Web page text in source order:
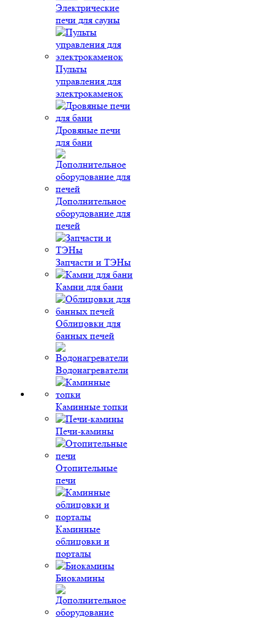
Электрические
печи для сауны
Пульты
управления для
электрокаменок
Дровяные печи
для бани
Дополнительное
оборудование для
печей
Запчасти и ТЭНы
Камни для бани
Облицовки для
банных печей
Водонагреватели
Каминные топки
Печи-камины
Отопительные
печи
Каминные
облицовки и
порталы
Биокамины